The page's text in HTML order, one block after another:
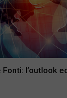
l’outlook